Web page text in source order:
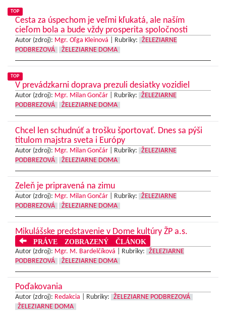
TOP
Cesta za úspechom je veľmi kľukatá, ale naším
cieľom bola a bude vždy prosperita spoločnosti
Autor (zdroj): Mgr. Oľga Kleinová Rubriky:
ŽELEZIARNE
PODBREZOVÁ
ŽELEZIARNE DOMA
TOP
V prevádzkarni doprava prezuli desiatky vozidiel
Autor (zdroj): Mgr. Milan Gončár Rubriky:
ŽELEZIARNE
PODBREZOVÁ
ŽELEZIARNE DOMA
Chcel len schudnúť a trošku športovať. Dnes sa pýši
titulom majstra sveta i Európy
Autor (zdroj): Mgr. Milan Gončár Rubriky:
ŽELEZIARNE
PODBREZOVÁ
ŽELEZIARNE DOMA
Zeleň je pripravená na zimu
Autor (zdroj): Mgr. Milan Gončár Rubriky:
ŽELEZIARNE
PODBREZOVÁ
ŽELEZIARNE DOMA
Mikulášske predstavenie v Dome kultúry ŽP a.s.
PRÁVE ZOBRAZENÝ ČLÁNOK
Autor (zdroj): Mgr. M. Bardelčíková Rubriky:
ŽELEZIARNE
PODBREZOVÁ
ŽELEZIARNE DOMA
Poďakovania
Autor (zdroj): Redakcia Rubriky:
ŽELEZIARNE PODBREZOVÁ
ŽELEZIARNE DOMA